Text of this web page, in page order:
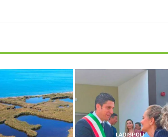
LADISPOLI